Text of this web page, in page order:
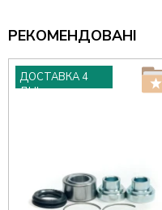
РЕКОМЕНДОВАНІ
ДОСТАВКА 4
ДНІ